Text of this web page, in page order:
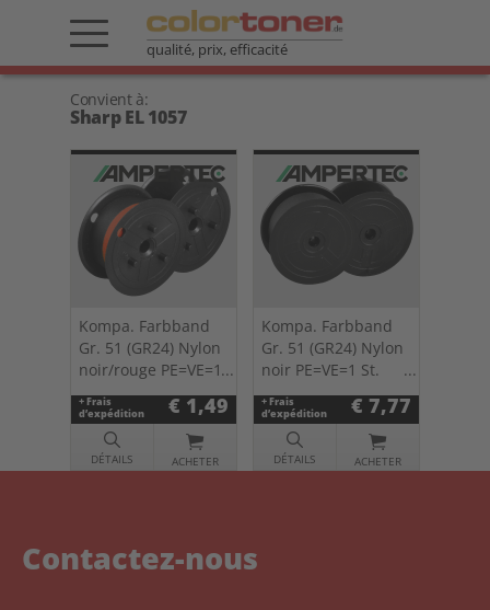
qualité, prix, efficacité
Convient à:
Sharp EL 1057
Kompa. Farbband
Gr. 51 (GR24) Nylon
noir/rouge PE=VE=1
St. 0051.04
+ Frais
d’expédition
€ 1,49
DÉTAILS ACHETER
Kompa. Farbband
Gr. 51 (GR24) Nylon
noir PE=VE=1 St.
0051.03
+ Frais
d’expédition
€ 7,77
DÉTAILS ACHETER
Contactez-nous